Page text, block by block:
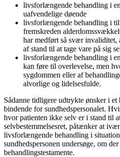
livsforlængende behandling i
uafvendelige døende
livsforlængende behandling i
fremskreden
har medført så svær
af stand til at tage vare på sig
livsforlængende behandling i
kan føre til overlevelse, men
sygdommen eller af
alvorlige og lidelsesfulde.
Sådanne tidligere udtrykte ønsker i et
bindende for sundhedspersonalet.
hvor patienten ikke selv er i stand til
selvbestemmelsesret, påtænker at
livsforlængende behandling i
sundhedspersonen undersøge, om
behandlingstestamente.